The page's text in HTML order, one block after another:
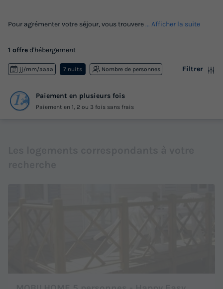
Pour agrémenter votre séjour, vous trouvere... Afficher la suite
1 offre d'hébergement
jj/mm/aaaa 7 nuits Nombre de personnes Filtrer
Paiement en plusieurs fois
Paiement en 1, 2 ou 3 fois sans frais